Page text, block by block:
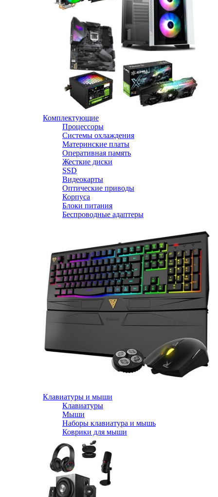
Комплектующие
Процессоры
Системы охлаждения
Материнские платы
Оперативная память
Жесткие диски
SSD
Видеокарты
Оптические приводы
Корпуса
Блоки питания
Беспроводные адаптеры
Клавиатуры и мыши
Клавиатуры
Мыши
Наборы клавиатура и мышь
Коврики для мыши